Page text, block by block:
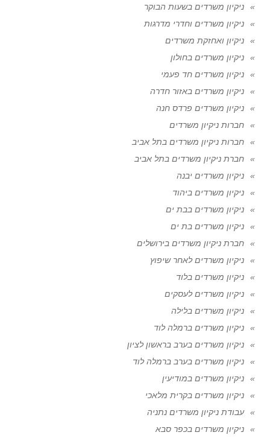
ניקיון משרדים בשעות הבוקר
ניקיון משרדים וחדרי מדרגות
ניקיון ואחזקת משרדים
ניקיון משרדים בחולון
ניקיון משרדים חד פעמי
ניקיון משרדים באזור חדרה
ניקיון משרדים פרדס חנה
חברות ניקיון משרדים
חברות ניקיון משרדים בתל אביב
חברת ניקיון משרדים בתל אביב
ניקיון משרדים יבנה
ניקיון משרדים ביהוד
ניקיון משרדים בבת ים
ניקיון משרדים בת ים
חברת ניקיון משרדים בירושלים
ניקיון משרדים לאחר שיפוץ
ניקיון משרדים בלוד
ניקיון משרדים לעסקים
ניקיון משרדים בלילה
ניקיון משרדים ברמלה לוד
ניקיון משרדים בערב בראשון לציון
ניקיון משרדים בערב ברמלה לוד
ניקיון משרדים במודיעין
ניקיון משרדים בקרית מלאכי
עבודת ניקיון משרדים נתניה
ניקיון משרדים בכפר סבא